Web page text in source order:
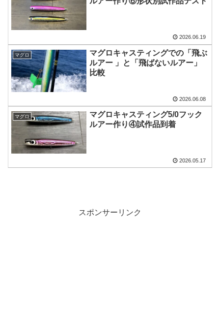
2026.06.19
マグロ
マグロキャスティングでの「飛ぶ
ルアー 」と「飛ばないルアー」
比較
2026.06.08
マグロ
マグロキャスティング5/0フック
ルアー作り④試作品到着
2026.05.17
スポンサーリンク